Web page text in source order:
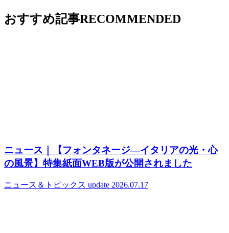
おすすめ記事RECOMMENDED
ニュース｜【フォンタネージ—イタリアの光・心
の風景】特集紙面WEB版が公開されました
ニュース＆トピックス update 2026.07.17